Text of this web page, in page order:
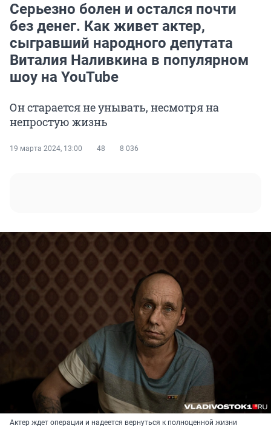
Серьезно болен и остался почти
без денег. Как живет актер,
сыгравший народного депутата
Виталия Наливкина в популярном
шоу на YouTube
Он старается не унывать, несмотря на
непростую жизнь
19 марта 2024, 13:00 48 8 036
Актер ждет операции и надеется вернуться к полноценной жизни